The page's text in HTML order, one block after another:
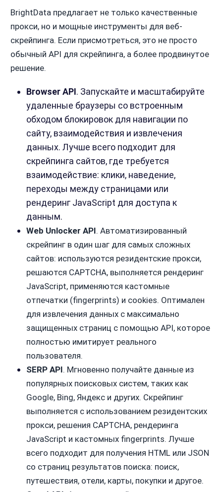
BrightData предлагает не только качественные
прокси, но и мощные инструменты для веб-
скрейпинга. Если присмотреться, это не просто
обычный API для скрейпинга, а более продвинутое
решение.
Browser API. Запускайте и масштабируйте
удаленные браузеры со встроенным
обходом блокировок для навигации по
сайту, взаимодействия и извлечения
данных. Лучше всего подходит для
скрейпинга сайтов, где требуется
взаимодействие: клики, наведение,
переходы между страницами или
рендеринг JavaScript для доступа к
данным.
Web Unlocker API. Автоматизированный
скрейпинг в один шаг для самых сложных
сайтов: используются резидентские прокси,
решаются CAPTCHA, выполняется рендеринг
JavaScript, применяются кастомные
отпечатки (fingerprints) и cookies. Оптимален
для извлечения данных с максимально
защищенных страниц с помощью API, которое
полностью имитирует реального
пользователя.
SERP API. Мгновенно получайте данные из
популярных поисковых систем, таких как
Google, Bing, Яндекс и других. Скрейпинг
выполняется с использованием резидентских
прокси, решения CAPTCHA, рендеринга
JavaScript и кастомных fingerprints. Лучше
всего подходит для получения HTML или JSON
со страниц результатов поиска: поиск,
путешествия, отели, карты, покупки и другое.